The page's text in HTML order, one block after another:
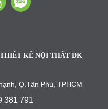
KẾ NỘI THẤT DK
Q.Tân Phú, TPHCM
381 791